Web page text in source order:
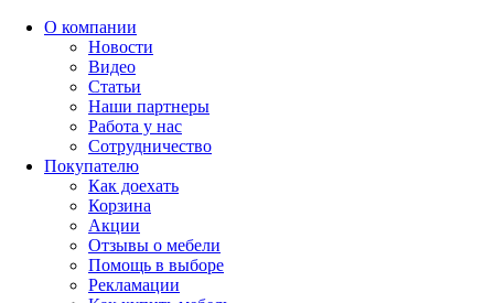
О компании
Новости
Видео
Статьи
Наши партнеры
Работа у нас
Сотрудничество
Покупателю
Как доехать
Корзина
Акции
Отзывы о мебели
Помощь в выборе
Рекламации